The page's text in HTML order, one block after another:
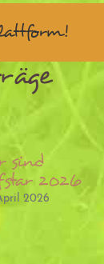
sind
2026
2026